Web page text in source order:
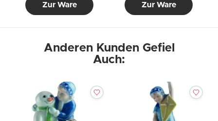
Zur Ware Zur Ware
Anderen Kunden Gefiel
Auch: